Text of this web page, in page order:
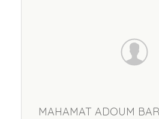
MAHAMAT ADOUM